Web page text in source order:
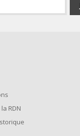
RDN